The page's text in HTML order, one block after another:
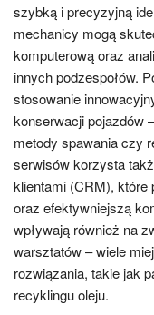
szybką i precyzyjną
mechanicy mogą
komputerową oraz
innych podzespołów.
stosowanie
konserwacji pojazdów
metody spawania czy
serwisów korzysta
klientami (CRM), które
oraz efektywniejszą
wpływają również na
warsztatów – wiele
rozwiązania, takie jak
recyklingu oleju.